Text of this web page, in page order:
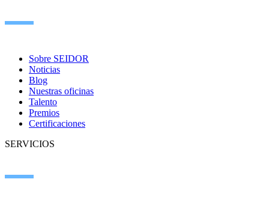
Sobre SEIDOR
Noticias
Blog
Nuestras oficinas
Talento
Premios
Certificaciones
SERVICIOS